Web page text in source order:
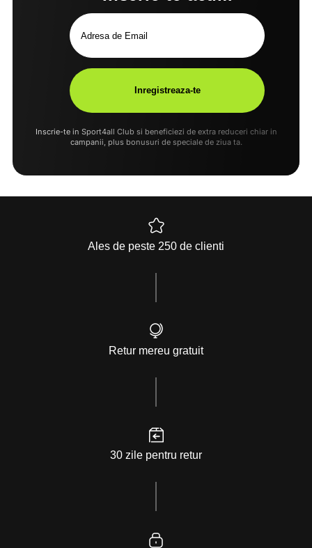
Inscrie-te in Sport4all Club si beneficiezi de extra reduceri chiar in
campanii, plus bonusuri de speciale de ziua ta.
Ales de peste 250 de clienti
Retur mereu gratuit
30 zile pentru retur